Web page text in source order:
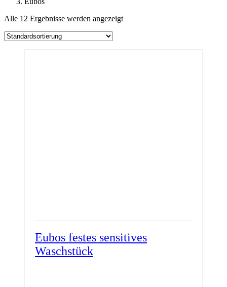
Alle 12 Ergebnisse werden angezeigt
Eubos festes sensitives
Waschstück